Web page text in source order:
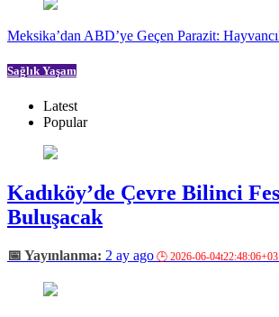
Meksika’dan ABD’ye Geçen Parazit:
Sağlık Yaşam
Latest
Popular
Kadıköy’de Çevre Bilinci
Buluşacak
2 ay ago